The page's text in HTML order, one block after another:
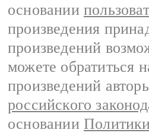
основании
произведения
произведений
можете обратиться
произведений
российского
основании